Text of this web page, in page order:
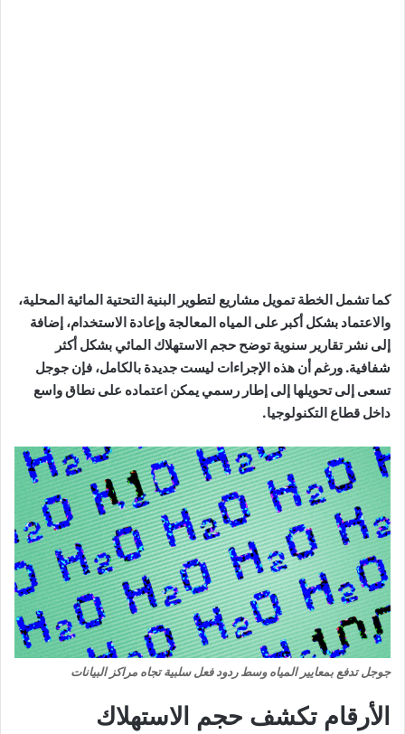
كما تشمل الخطة تمويل مشاريع لتطوير البنية التحتية المائية المحلية،
والاعتماد بشكل أكبر على المياه المعالجة وإعادة الاستخدام، إضافة
إلى نشر تقارير سنوية توضح حجم الاستهلاك المائي بشكل أكثر
شفافية. ورغم أن هذه الإجراءات ليست جديدة بالكامل، فإن جوجل
تسعى إلى تحويلها إلى إطار رسمي يمكن اعتماده على نطاق واسع
داخل قطاع التكنولوجيا.
جوجل تدفع بمعايير المياه وسط ردود فعل سلبية تجاه مراكز البيانات
الأرقام تكشف حجم الاستهلاك